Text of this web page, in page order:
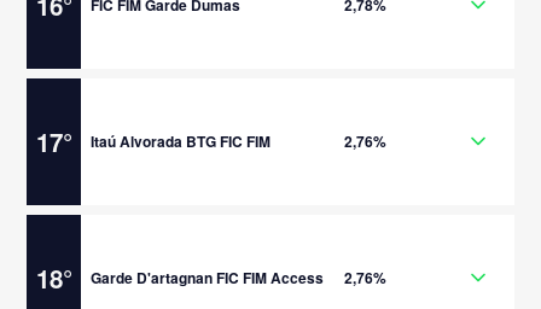
2,78%
17° Itaú Alvorada BTG FIC FIM 2,76%
18° Garde D'artagnan FIC FIM Access 2,76%